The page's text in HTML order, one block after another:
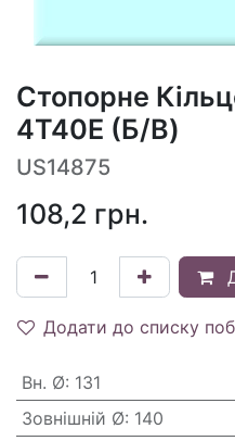
Стопорне
4T40E (Б/В)
US14875
108,2 грн.
Додати до списку
Вн. Ø: 131
Зовнішній Ø: 140